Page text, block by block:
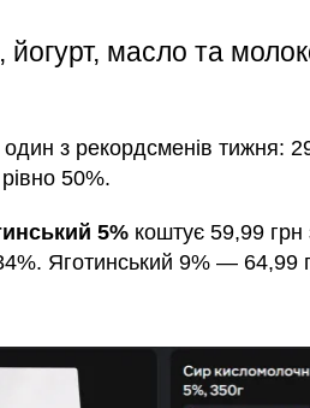
йогурт, масло та
з рекордсменів тижня:
50%.
5% коштує 59,99 грн
Яготинський 9% — 64,99